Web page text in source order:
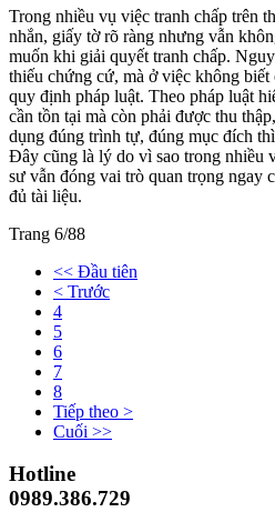
Trong nhiều vụ việc tranh chấp trên
nhắn, giấy tờ rõ ràng nhưng vẫn
muốn khi giải quyết tranh chấp.
thiếu chứng cứ, mà ở việc không
quy định pháp luật. Theo pháp luật
cần tồn tại mà còn phải được thu
dụng đúng trình tự, đúng mục đích
Đây cũng là lý do vì sao trong nhiều
sư vẫn đóng vai trò quan trọng ngay
đủ tài liệu.
Trang 6/88
<< Đầu tiên
< Trước
4
5
6
7
8
Tiếp theo >
Cuối >>
Hotline
0989.386.729